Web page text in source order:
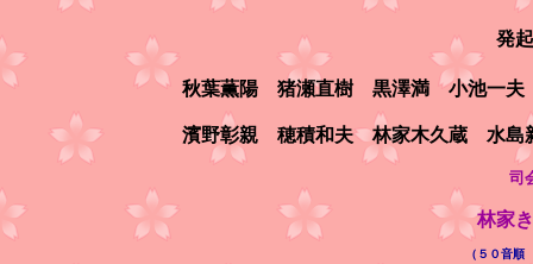
発
秋葉薫陽 猪瀬直樹 黒澤満 小池一
濱野彰親 穂積和夫 林家木久蔵 水
司
林家
（５０音